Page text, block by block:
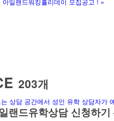
아일랜드워킹홀리데이 모집공고 ! »
203개
랜드유학상담 신청하